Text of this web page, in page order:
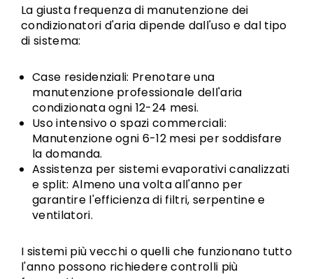
La giusta frequenza di manutenzione dei
condizionatori d'aria dipende dall'uso e dal tipo
di sistema:
Case residenziali: Prenotare una
manutenzione professionale dell'aria
condizionata ogni 12-24 mesi.
Uso intensivo o spazi commerciali:
Manutenzione ogni 6-12 mesi per soddisfare
la domanda.
Assistenza per sistemi evaporativi canalizzati
e split: Almeno una volta all'anno per
garantire l'efficienza di filtri, serpentine e
ventilatori.
I sistemi più vecchi o quelli che funzionano tutto
l'anno possono richiedere controlli più